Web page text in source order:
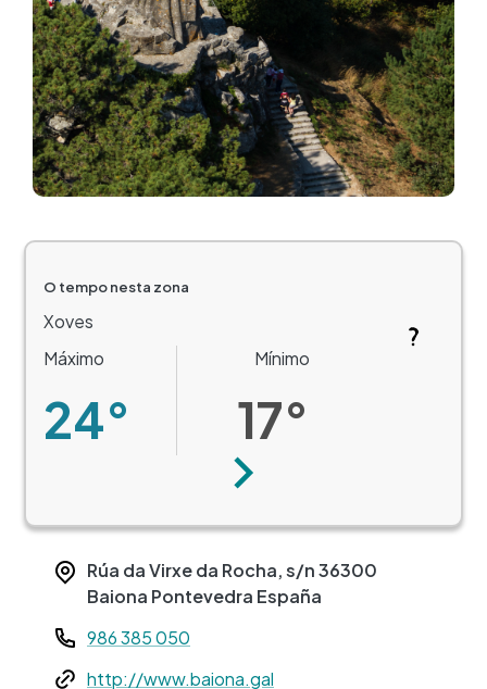
O tempo nesta zona
Xoves
Máximo
24°
Mínimo
17°
Seguinte
Rúa da Virxe da Rocha, s/n36300
Baiona Pontevedra España
Teléfono
986 385 050
Webhttp://www.baiona.gal